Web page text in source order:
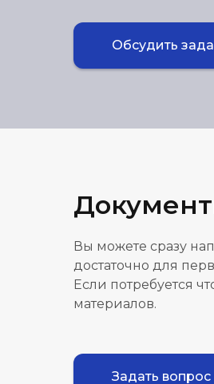
Обсудить
Вы можете сразу
достаточно для
Если потребуется
материалов.
Задать вопрос